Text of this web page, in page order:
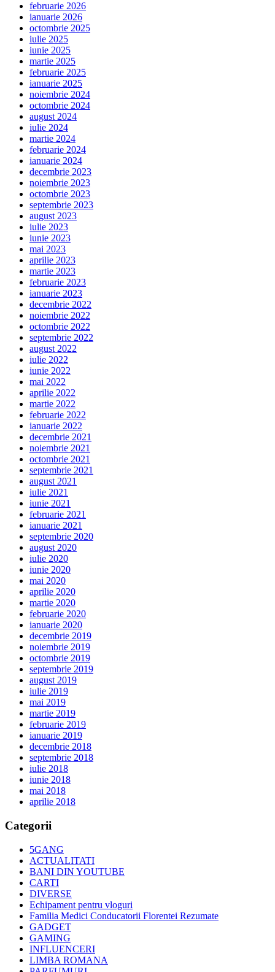
februarie 2026
ianuarie 2026
octombrie 2025
iulie 2025
iunie 2025
martie 2025
februarie 2025
ianuarie 2025
noiembrie 2024
octombrie 2024
august 2024
iulie 2024
martie 2024
februarie 2024
ianuarie 2024
decembrie 2023
noiembrie 2023
octombrie 2023
septembrie 2023
august 2023
iulie 2023
iunie 2023
mai 2023
aprilie 2023
martie 2023
februarie 2023
ianuarie 2023
decembrie 2022
noiembrie 2022
octombrie 2022
septembrie 2022
august 2022
iulie 2022
iunie 2022
mai 2022
aprilie 2022
martie 2022
februarie 2022
ianuarie 2022
decembrie 2021
noiembrie 2021
octombrie 2021
septembrie 2021
august 2021
iulie 2021
iunie 2021
februarie 2021
ianuarie 2021
septembrie 2020
august 2020
iulie 2020
iunie 2020
mai 2020
aprilie 2020
martie 2020
februarie 2020
ianuarie 2020
decembrie 2019
noiembrie 2019
octombrie 2019
septembrie 2019
august 2019
iulie 2019
mai 2019
martie 2019
februarie 2019
ianuarie 2019
decembrie 2018
septembrie 2018
iulie 2018
iunie 2018
mai 2018
aprilie 2018
Categorii
5GANG
ACTUALITATI
BANI DIN YOUTUBE
CARTI
DIVERSE
Echipament pentru vloguri
Familia Medici Conducatorii Florentei Rezumate
GADGET
GAMING
INFLUENCERI
LIMBA ROMANA